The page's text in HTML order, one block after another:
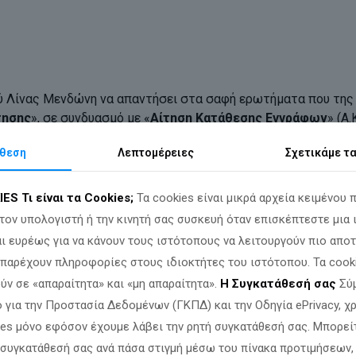
Λίνας Μενδώνη να απαντήσει στα σαφή ερωτήματα που
», σε συνδυασμό με «Αίτηση Κατάθεσης Εγγράφων»
στην κοινοβουλευτική ερώτηση που κατέθεσα, με
συμβούλου της κ. Άννας Παναγιωταρέα, αποτελεί
ταξιδιού, τις δαπάνες που επιβάρυναν τον ελληνικό
να επιτεθεί στον ερωτώντα βουλευτή βαφτίζοντας
Λεπτομέρειες Σχετικάμε
Τι είναι τα Cookies; Τα cookies είναι μικρά αρχεία κειμένου
υπολογιστή ή την κινητή σας συσκευή όταν επισκέπτεστε μια
ευρέως για να κάνουν τους ιστότοπους να λειτουργούν πιο
πληροφορίες στους ιδιοκτήτες του ιστότοπου. Τα
σε «απαραίτητα» και «μη απαραίτητα». Η Συγκατάθεσή σας
για την Προστασία Δεδομένων (ΓΚΠΔ) και την Οδηγία ePrivacy,
μόνο εφόσον έχουμε λάβει την ρητή συγκατάθεσή σας.
σας ανά πάσα στιγμή μέσω του πίνακα